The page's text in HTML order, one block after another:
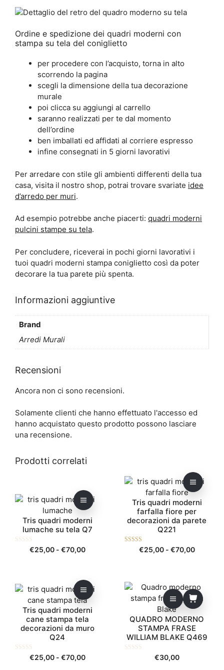
Ordine e spedizione dei quadri moderni con
stampa su tela del coniglietto
per procedere con l’acquisto, torna in alto
scorrendo la pagina
scegli la dimensione della tua decorazione
murale
poi clicca su aggiungi al carrello
saranno realizzati per te dal momento
dell’ordine
ben imballati ed affidati al corriere espresso
infine consegnati in 5 giorni lavorativi
Per arredare con stile gli ambienti differenti della tua
casa, visita il nostro shop, potrai trovare svariate idee
d’arredo per muri.
Ad esempio potrebbe anche piacerti: quadri moderni
pulcini stampe su tela.
Per concludere, riceverai in pochi giorni lavorativi i
tuoi quadri moderni stampa coniglietto così da poter
decorare la tua parete più spenta.
Informazioni aggiuntive
Brand
Arredi Murali
Recensioni
Ancora non ci sono recensioni.
Solamente clienti che hanno effettuato l'accesso ed
hanno acquistato questo prodotto possono lasciare
una recensione.
Prodotti correlati
Tris quadri moderni
lumache su tela Q7
€25,00 - €70,00Fascia
da
€25,00
a
€70,00
prodotto
ha
varianti.
Le
opzioni
nella
pagina
del
prodotto
Tris quadri moderni
farfalla fiore per
decorazioni da parete
Q221
5.00
su 5
€25,00 - €70,00Fascia
€25,00
a
Questo
prodotto
ha
varianti.
Le
opzioni
scelte
nella
pagina
prodotto
Tris quadri moderni
cane stampa tela
decorazioni da muro
Q24
€25,00 - €70,00Fascia
Questo
prodotto
ha
varianti.
opzioni
possono
QUADRO MODERNO
STAMPA FRASE
WILLIAM BLAKE Q469
€30,00